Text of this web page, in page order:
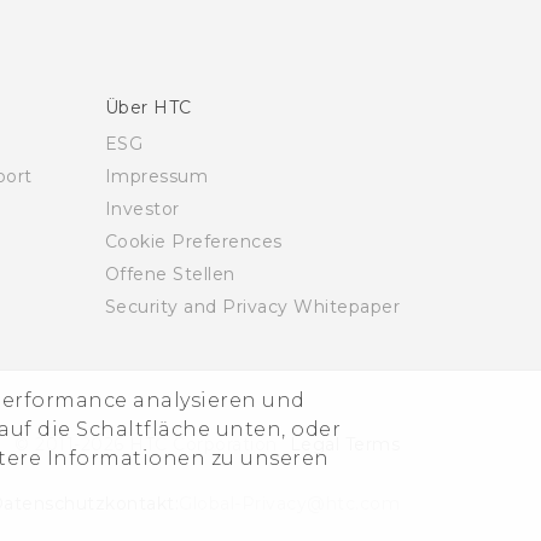
analysieren und
die Schaltfläche unten, oder
Informationen zu unseren
Über HTC
ESG
Impressum
Investor
Cookie Preferences
Offene Stellen
Security and Privacy Whitepaper
© 2011-2026 HTC Corporation